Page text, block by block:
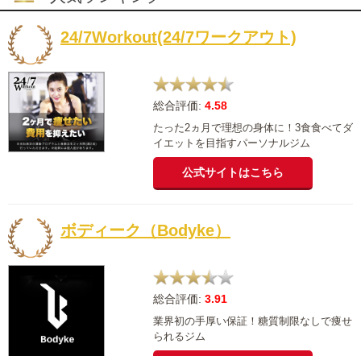
24/7Workout(24/7ワークアウト)
総合評価: 4.58
たった2ヵ月で理想の身体に！3食食べてダ
イエットを目指すパーソナルジム
公式サイトはこちら
ボディーク（Bodyke）
総合評価: 3.91
業界初の手厚い保証！糖質制限なしで痩せ
られるジム